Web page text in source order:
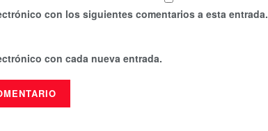
con los siguientes comentarios a esta entrada.
con cada nueva entrada.